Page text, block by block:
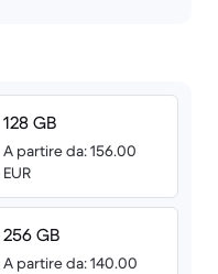
128 GB
A partire da: 156.00
EUR
256 GB
A partire da: 140.00